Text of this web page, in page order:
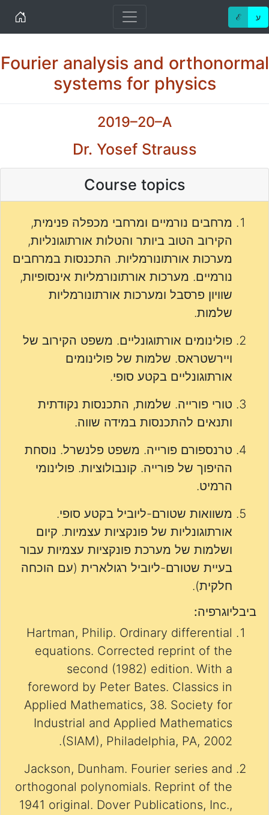
Home ℰ ע
Fourier analysis and orthonormal
systems for physics
2019–20–A
Dr. Yosef Strauss
Course topics
מרחבים נורמיים ומרחבי מכפלה פנימית,
הקירוב הטוב ביותר והטלות אורתוגונליות,
מערכות אורתונורמליות. התכנסות במרחבים
נורמיים. מערכות אורתונורמליות אינסופיות,
שוויון פרסבל ומערכות אורתונורמליות
שלמות.
פולינומים אורתוגונליים. משפט הקירוב של
ויירשטראס. שלמות של פולינומים
אורתוגונליים בקטע סופי.
טורי פורייה. שלמות, התכנסות נקודתית
ותנאים להתכנסות במידה שווה.
טרנספורם פורייה. משפט פלנשרל. נוסחת
ההיפוך של פורייה. קונבולוציות. פולינומי
הרמיט.
משוואות שטורם-ליוביל בקטע סופי.
אורתוגונליות של פונקציות עצמיות. קיום
ושלמות של מערכת פונקציות עצמיות עבור
בעיית שטורם-ליוביל רגולארית (עם הוכחה
חלקית).
ביבליוגרפיה:
Hartman, Philip. Ordinary differential
equations. Corrected reprint of the
second (1982) edition. With a
foreword by Peter Bates. Classics in
Applied Mathematics, 38. Society for
Industrial and Applied Mathematics
(SIAM), Philadelphia, PA, 2002.
Jackson, Dunham. Fourier series and
orthogonal polynomials. Reprint of the
1941 original. Dover Publications, Inc.,